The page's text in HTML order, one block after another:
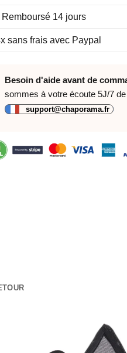
14 jours
sans frais avec Paypal
Besoin d'aide avant de
sommes à votre écoute 5J/7 de
support@chaporama.fr